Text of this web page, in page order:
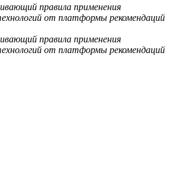
правила применения
от платформы рекомендаций
правила применения
от платформы рекомендаций